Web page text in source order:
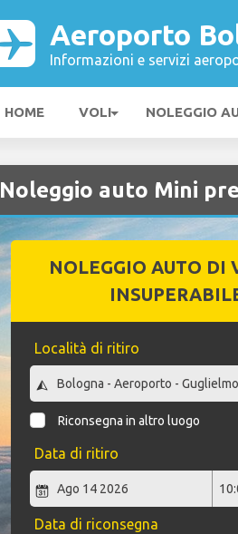
Aeroporto
Informazioni e servizi
HOME VOLI NOLEGGIO
Noleggio auto Mini
NOLEGGIO AUTO DI
Località di ritiro
Riconsegna in altro luogo
Data di ritiro
Data di riconsegna